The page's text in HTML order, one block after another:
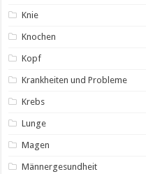
Knie
Knochen
Kopf
Krankheiten und Probleme
Krebs
Lunge
Magen
Männergesundheit